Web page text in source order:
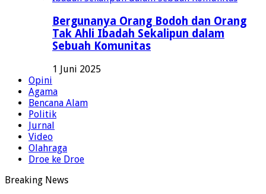
Bergunanya Orang Bodoh dan Orang
Tak Ahli Ibadah Sekalipun dalam
Sebuah Komunitas
1 Juni 2025
Opini
Agama
Bencana Alam
Politik
Jurnal
Video
Olahraga
Droe ke Droe
Breaking News